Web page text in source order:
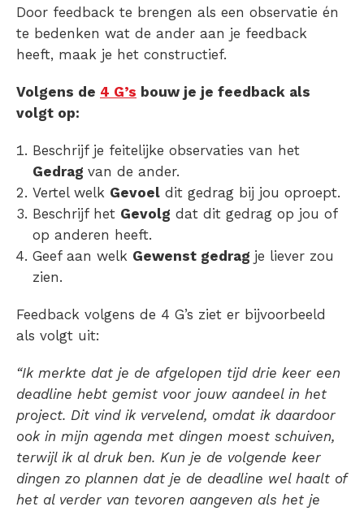
Door feedback te brengen als een observatie én
te bedenken wat de ander aan je feedback
heeft, maak je het constructief.
Volgens de 4 G’s bouw je je feedback als
volgt op:
Beschrijf je feitelijke observaties van het
Gedrag van de ander.
Vertel welk Gevoel dit gedrag bij jou oproept.
Beschrijf het Gevolg dat dit gedrag op jou of
op anderen heeft.
Geef aan welk Gewenst gedrag je liever zou
zien.
Feedback volgens de 4 G’s ziet er bijvoorbeeld
als volgt uit:
“Ik merkte dat je de afgelopen tijd drie keer een
deadline hebt gemist voor jouw aandeel in het
project. Dit vind ik vervelend, omdat ik daardoor
ook in mijn agenda met dingen moest schuiven,
terwijl ik al druk ben. Kun je de volgende keer
dingen zo plannen dat je de deadline wel haalt of
het al verder van tevoren aangeven als het je